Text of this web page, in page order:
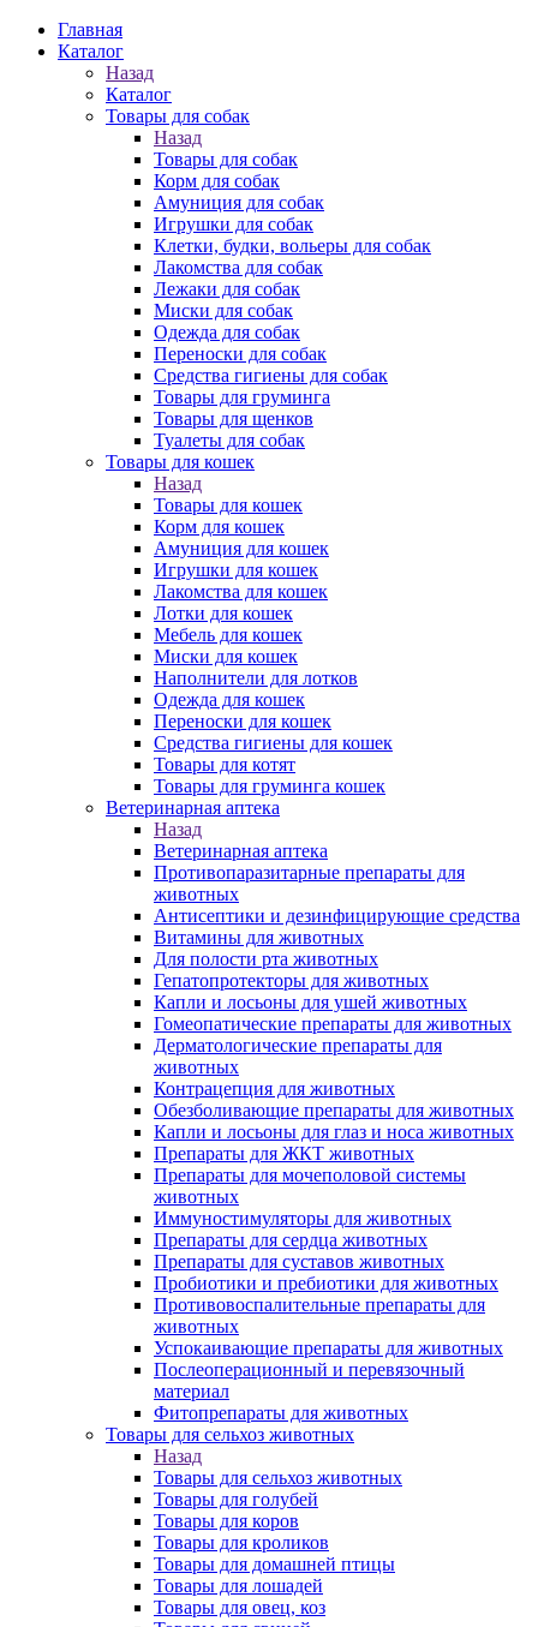
Главная
Каталог
Назад
Каталог
Товары для собак
Назад
Товары для собак
Корм для собак
Амуниция для собак
Игрушки для собак
Клетки, будки, вольеры для собак
Лакомства для собак
Лежаки для собак
Миски для собак
Одежда для собак
Переноски для собак
Средства гигиены для собак
Товары для груминга
Товары для щенков
Туалеты для собак
Товары для кошек
Назад
Товары для кошек
Корм для кошек
Амуниция для кошек
Игрушки для кошек
Лакомства для кошек
Лотки для кошек
Мебель для кошек
Миски для кошек
Наполнители для лотков
Одежда для кошек
Переноски для кошек
Средства гигиены для кошек
Товары для котят
Товары для груминга кошек
Ветеринарная аптека
Назад
Ветеринарная аптека
Противопаразитарные препараты для
животных
Антисептики и дезинфицирующие средства
Витамины для животных
Для полости рта животных
Гепатопротекторы для животных
Капли и лосьоны для ушей животных
Гомеопатические препараты для животных
Дерматологические препараты для
животных
Контрацепция для животных
Обезболивающие препараты для животных
Капли и лосьоны для глаз и носа животных
Препараты для ЖКТ животных
Препараты для мочеполовой системы
животных
Иммуностимуляторы для животных
Препараты для сердца животных
Препараты для суставов животных
Пробиотики и пребиотики для животных
Противовоспалительные препараты для
животных
Успокаивающие препараты для животных
Послеоперационный и перевязочный
материал
Фитопрепараты для животных
Товары для сельхоз животных
Назад
Товары для сельхоз животных
Товары для голубей
Товары для коров
Товары для кроликов
Товары для домашней птицы
Товары для лошадей
Товары для овец, коз